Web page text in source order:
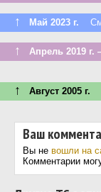
↑ Май 2023 г.
↑ Апрель 2019 г.
↑ Август 2005 г.
Ваш
Вы не вошли на
Комментарии